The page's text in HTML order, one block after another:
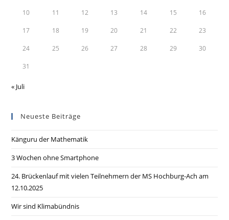
10 11 12 13 14 15 16
17 18 19 20 21 22 23
24 25 26 27 28 29 30
31
« Juli
Neueste Beiträge
Känguru der Mathematik
3 Wochen ohne Smartphone
24. Brückenlauf mit vielen Teilnehmern der MS Hochburg-Ach am
12.10.2025
Wir sind Klimabündnis